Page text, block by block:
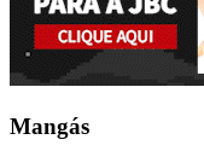
Mangás